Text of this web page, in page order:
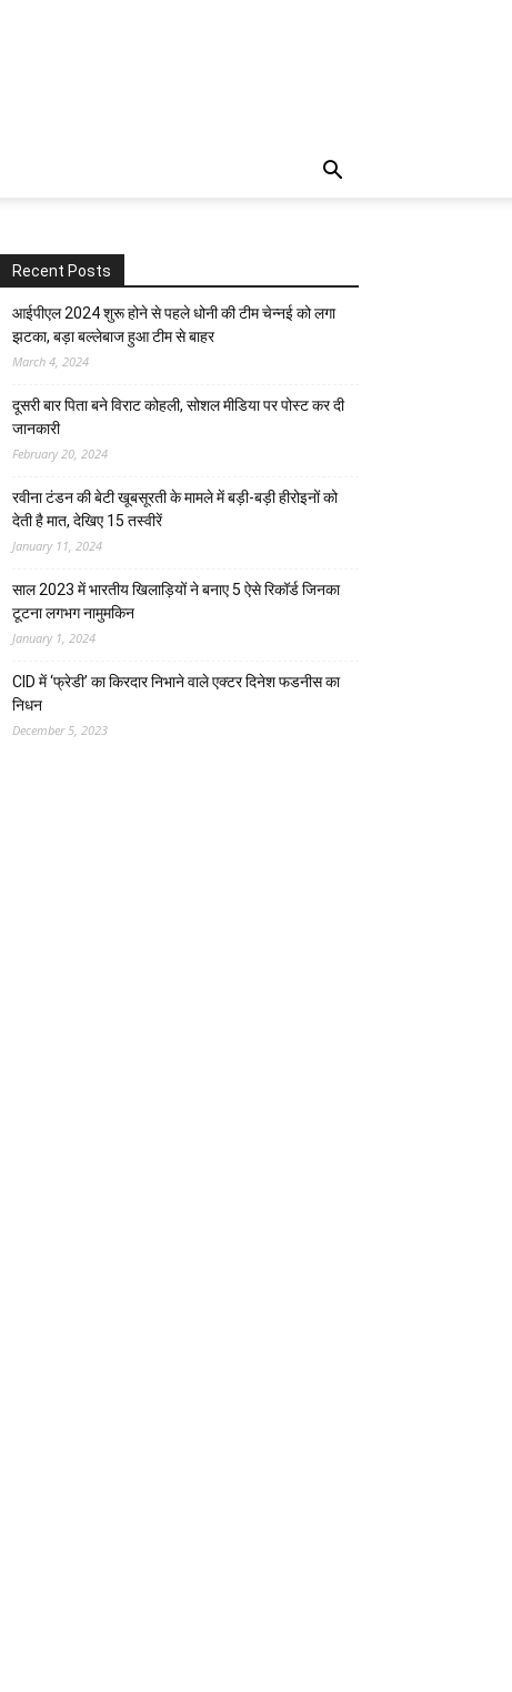
Recent Posts
आईपीएल 2024 शुरू होने से पहले धोनी की टीम चेन्नई को लगा
झटका, बड़ा बल्लेबाज हुआ टीम से बाहर
March 4, 2024
दूसरी बार‌ पिता बने विराट कोहली, सोशल मीडिया पर पोस्ट कर दी‌
जानकारी
February 20, 2024
रवीना टंडन की बेटी खूबसूरती के मामले में बड़ी-बड़ी हीरोइनों को
देती है मात, देखिए 15 तस्वीरें
January 11, 2024
साल 2023 में भारतीय खिलाड़ियों ने बनाए 5 ऐसे रिकॉर्ड जिनका
टूटना लगभग नामुमकिन
January 1, 2024
CID में ‘फ्रेडी’ का किरदार निभाने वाले एक्टर दिनेश फडनीस का
निधन
December 5, 2023